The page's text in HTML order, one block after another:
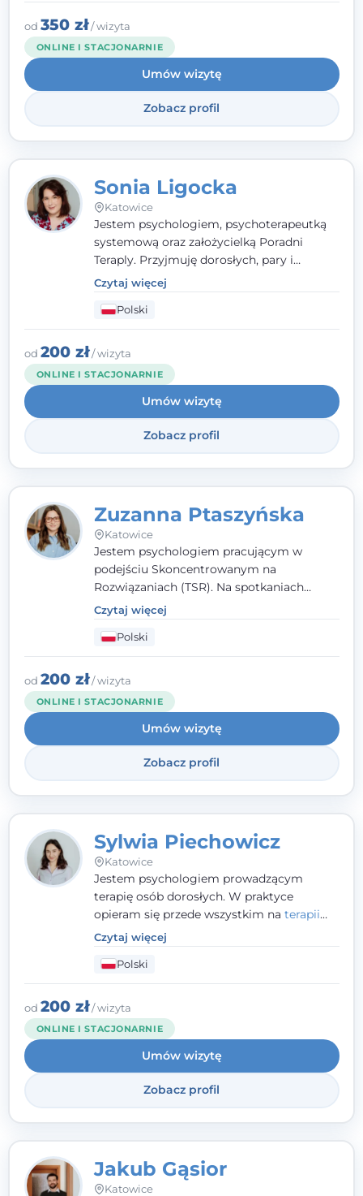
działalności Polskiego Towarzystwa
Psychiatrycznego oraz Polskiego
Towarzystwa Psychologicznego, a także
jestem członkiem nadzwyczajnym
Wielkopolskiego Towarzystwa Terapii
Systemowej.
od 350 zł/ wizyta
ONLINE I STACJONARNIE
Umów wizytę
Zobacz profil
Sonia Ligocka
Katowice
Jestem psychologiem, psychoterapeutką
systemową oraz założycielką Poradni
Teraply. Przyjmuję dorosłych, pary i
rodziny, dobierając metody do
indywidualnych zasobów pacjenta. Wierzę
w drzemiące w Tobie zasoby, które
pozwolą Ci wyjść z kryzysu - a jeśli jeszcze
ich nie widzisz, pomogę Ci je odsłonić.
Czytaj więcej
Polski
od 200 zł/ wizyta
ONLINE I STACJONARNIE
Umów wizytę
Zobacz profil
Zuzanna Ptaszyńska
Katowice
Jestem psychologiem pracującym w
podejściu Skoncentrowanym na
Rozwiązaniach (TSR). Na spotkaniach
pracuję w sposób dopasowany do Ciebie -
nawet jeśli na starcie nie wiesz dokładnie,
czego potrzebujesz, odkrywamy to razem,
krok po kroku. Towarzyszę dorosłym oraz
młodzieży od 13. roku życia.
Czytaj więcej
Polski
od 200 zł/ wizyta
ONLINE I STACJONARNIE
Umów wizytę
Zobacz profil
Sylwia Piechowicz
Katowice
Jestem psychologiem prowadzącym
terapię osób dorosłych. W praktyce
opieram się przede wszystkim na terapii
poznawczo-behawioralnej
podejściu skoncentrowanym na
rozwiązaniach (TSR) oraz Racjonalnej
Terapii Zachowania (RTZ). Dużą wagę
przykładam do relacji opartej na empatii,
poczuciu bezpieczeństwa i wzajemnym
zrozumieniu.
Czytaj więcej
Polski
od 200 zł/ wizyta
ONLINE I STACJONARNIE
Umów wizytę
Zobacz profil
Jakub Gąsior
Katowice